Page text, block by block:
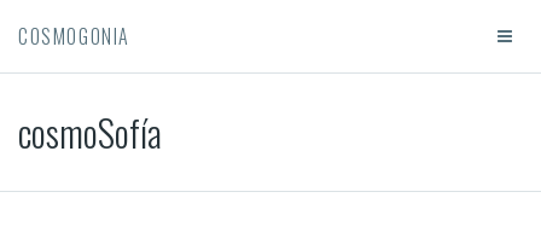
COSMOGONIA
cosmoSofí­a